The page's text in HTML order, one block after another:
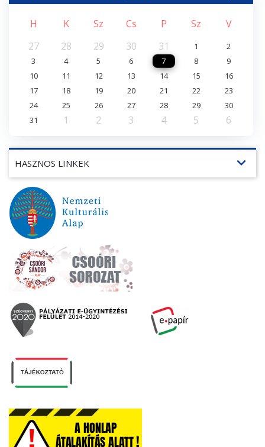
H K Sz Cs P Sz
V
27
28 29 30 31 1
2
3
4 5 6 7 8
9
10
11 12 13 14 15
16
17
18 19 20 21 22
23
24
25 26 27 28 29
30
31
1 2 3 4 5 6
HASZNOS LINKEK expand_more